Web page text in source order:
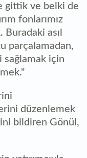
gittik ve belki de
fonlarımız
asıl
parçalamadan,
için
düzenlemek
bildiren Gönül,